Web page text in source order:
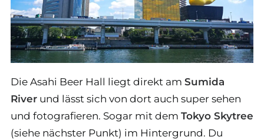
Die Asahi Beer Hall liegt direkt am Sumida
River und lässt sich von dort auch super sehen
und fotografieren. Sogar mit dem Tokyo Skytree
(siehe nächster Punkt) im Hintergrund. Du